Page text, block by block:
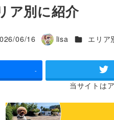
ア別に紹介
06/16
著
lisa カテゴリー
エリア
-
当サイトは